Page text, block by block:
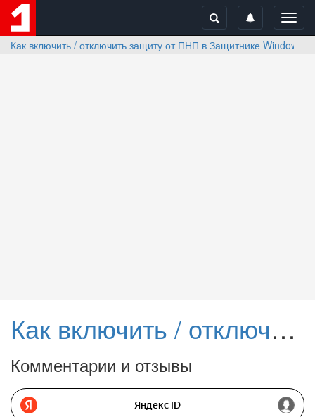
Как включить / отключить защиту от ПНП в Защитнике Windows
Как включить / отключить защиту от ПНП в Защитнике Windows 10
Комментарии и отзывы